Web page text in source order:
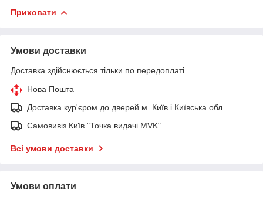
Приховати
Умови доставки
Доставка здійснюється тільки по передоплаті.
Нова Пошта
Доставка кур'єром до дверей м. Київ і Київська обл.
Самовивіз Київ "Точка видачі MVK"
Всі умови доставки
Умови оплати